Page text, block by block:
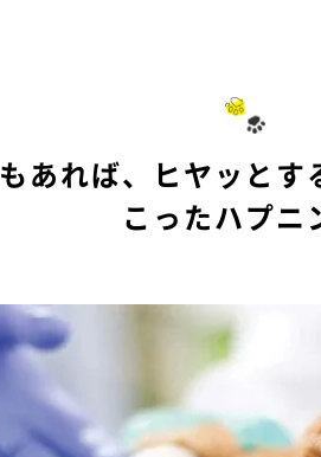
あれば、ヒヤッと
こったハプニ